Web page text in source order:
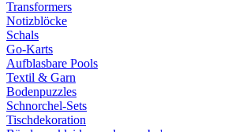
Transformers
Notizblöcke
Schals
Go-Karts
Aufblasbare Pools
Textil & Garn
Bodenpuzzles
Schnorchel-Sets
Tischdekoration